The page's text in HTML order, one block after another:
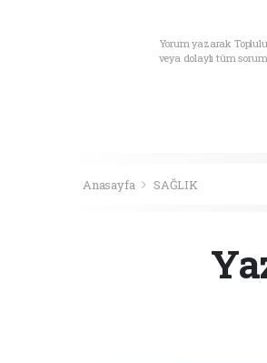
Yorum yazarak
veya dolaylı tüm
Anasayfa SAĞLIK